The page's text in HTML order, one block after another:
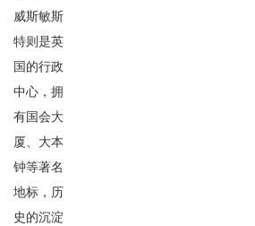
威斯敏斯
特则是英
国的行政
中心，拥
有国会大
厦、大本
钟等著名
地标，历
史的沉淀